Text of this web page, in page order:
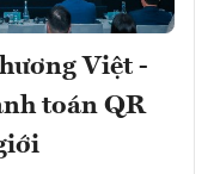
Việt -
toán QR